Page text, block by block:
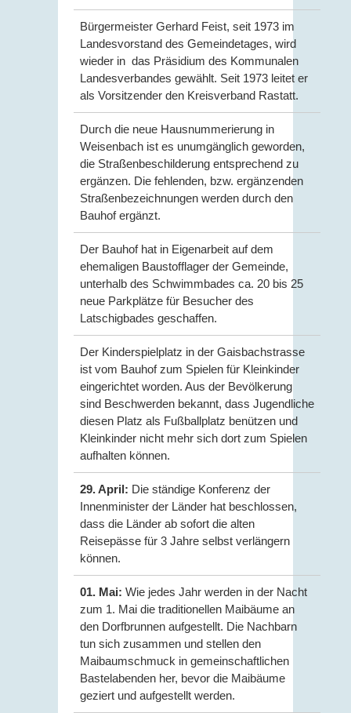
Bürgermeister Gerhard Feist, seit 1973 im
Landesvorstand des Gemeindetages, wird
wieder in das Präsidium des Kommunalen
Landesverbandes gewählt. Seit 1973 leitet er
als Vorsitzender den Kreisverband Rastatt.
Durch die neue Hausnummerierung in
Weisenbach ist es unumgänglich geworden,
die Straßenbeschilderung entsprechend zu
ergänzen. Die fehlenden, bzw. ergänzenden
Straßenbezeichnungen werden durch den
Bauhof ergänzt.
Der Bauhof hat in Eigenarbeit auf dem
ehemaligen Baustofflager der Gemeinde,
unterhalb des Schwimmbades ca. 20 bis 25
neue Parkplätze für Besucher des
Latschigbades geschaffen.
Der Kinderspielplatz in der Gaisbachstrasse
ist vom Bauhof zum Spielen für Kleinkinder
eingerichtet worden. Aus der Bevölkerung
sind Beschwerden bekannt, dass Jugendliche
diesen Platz als Fußballplatz benützen und
Kleinkinder nicht mehr sich dort zum Spielen
aufhalten können.
29. April: Die ständige Konferenz der
Innenminister der Länder hat beschlossen,
dass die Länder ab sofort die alten
Reisepässe für 3 Jahre selbst verlängern
können.
01. Mai: Wie jedes Jahr werden in der Nacht
zum 1. Mai die traditionellen Maibäume an
den Dorfbrunnen aufgestellt. Die Nachbarn
tun sich zusammen und stellen den
Maibaumschmuck in gemeinschaftlichen
Bastelabenden her, bevor die Maibäume
geziert und aufgestellt werden.